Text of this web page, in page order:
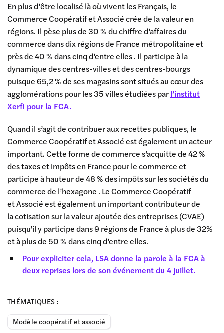
THÉMATIQUES :
Modèle coopératif et associé
En plus d’être localisé là où vivent les Français, le
Commerce Coopératif et Associé crée de la valeur en
régions. Il pèse plus de 30 % du chiffre d’affaires du
commerce dans dix régions de France métropolitaine et
près de 40 % dans cinq d’entre elles . Il participe à la
dynamique des centres-villes et des centres-bourgs
puisque 65,2 % de ses magasins sont situés au cœur des
agglomérations pour les 35 villes étudiées parl’institut
Xerfi pour la FCA.
Quand il s’agit de contribuer aux recettes publiques, le
Commerce Coopératif et Associé est également un acteur
important. Cette forme de commerce s’acquitte de 42 %
des taxes et impôts en France pour le commerce et
participe à hauteur de 48 % des impôts sur les sociétés du
commerce de l’hexagone . Le Commerce Coopératif
et Associé est également un important contributeur de
la cotisation sur la valeur ajoutée des entreprises (CVAE)
puisqu’il y participe dans 9 régions de France à plus de 32%
et à plus de 50 % dans cinq d’entre elles.
Pour expliciter cela, LSA donne la parole à la FCA à
deux reprises lors de son événement du 4 juillet.